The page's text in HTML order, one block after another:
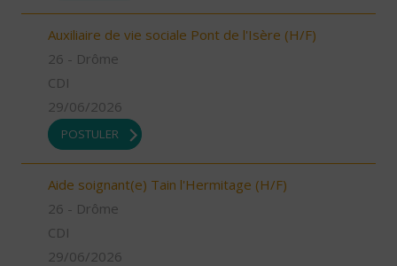
Auxiliaire de vie sociale Pont de l'Isère (H/F)
26 - Drôme
CDI
29/06/2026
POSTULER
Aide soignant(e) Tain l'Hermitage (H/F)
26 - Drôme
CDI
29/06/2026